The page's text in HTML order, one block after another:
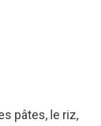
pâtes, le riz,